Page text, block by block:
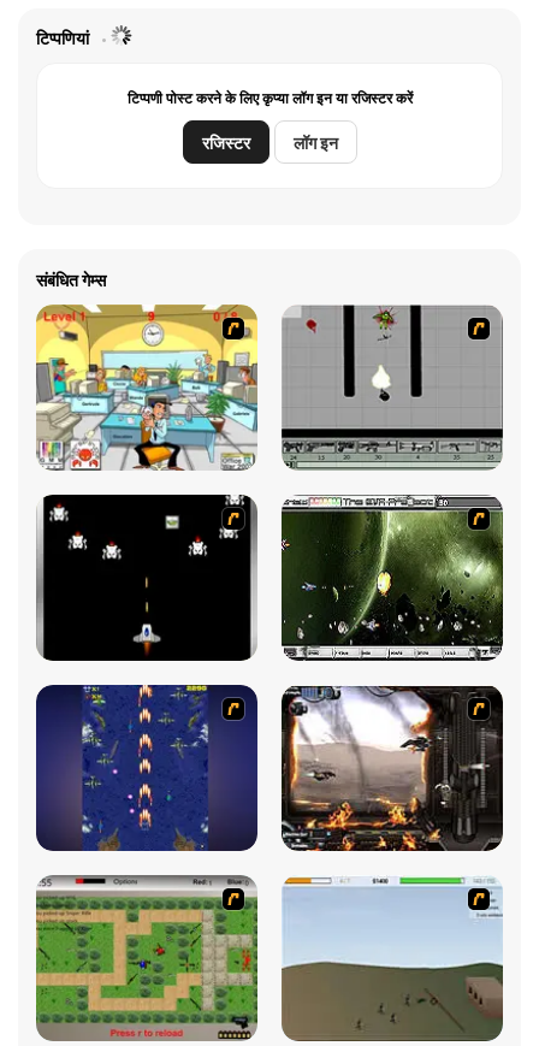
टिप्पणियां
टिप्पणी पोस्ट करने के लिए कृप्या लॉग इन या रजिस्टर करें
रजिस्टर लॉग इन
संबंधित गेम्स